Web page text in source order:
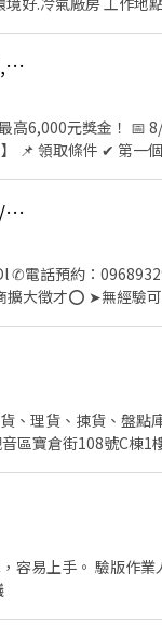
觀音倉儲⏰限時加碼！8/16前報名晚班享時薪+20元＋最高6,000元/酷5MH
高6,000元獎金！ 📅
可日領1500元【Coupang酷澎_高時薪240UP】錄取率高高/週日領/報到獎金-ZO
✆電話預約：
才⭕ ➤無經驗可
基本上不太需要) ✅
: 桃園市大園區航翔
悶熱 2超過3X條路
行查詢唷~
、理貨、揀貨、盤點
倉街108號C棟1
獎金 ⭐本公司加
用非本人帳戶
擊以下連結：
薪205～215 作